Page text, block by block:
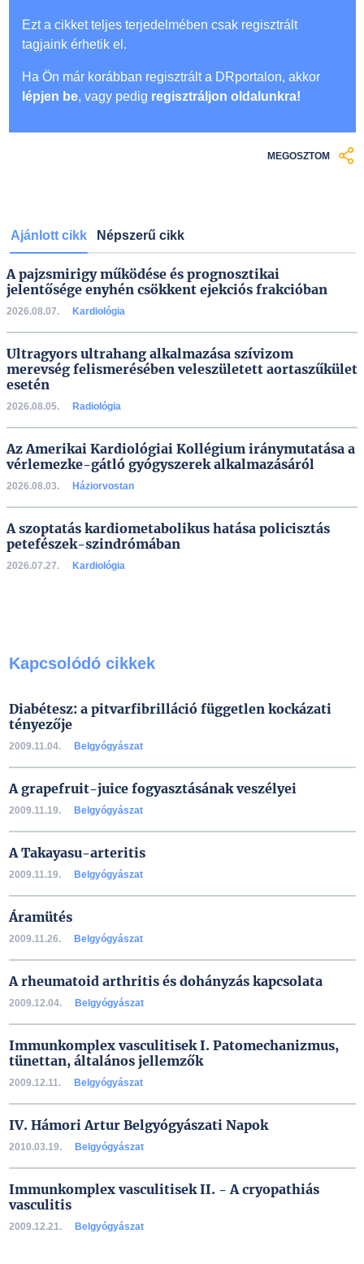
Ezt a cikket teljes terjedelmében csak regisztrált
tagjaink érhetik el.
Ha Ön már korábban regisztrált a DRportalon, akkor
lépjen be, vagy pedig regisztráljon oldalunkra!
MEGOSZTOM
Ajánlott cikk Népszerű cikk
A pajzsmirigy működése és prognosztikai
jelentősége enyhén csökkent ejekciós frakcióban
2026.08.07. Kardiológia
Ultragyors ultrahang alkalmazása szívizom
merevség felismerésében veleszületett aortaszűkület
esetén
2026.08.05. Radiológia
Az Amerikai Kardiológiai Kollégium iránymutatása a
vérlemezke-gátló gyógyszerek alkalmazásáról
2026.08.03. Háziorvostan
A szoptatás kardiometabolikus hatása policisztás
petefészek-szindrómában
2026.07.27. Kardiológia
Kapcsolódó cikkek
Diabétesz: a pitvarfibrilláció független kockázati
tényezője
2009.11.04. Belgyógyászat
A grapefruit-juice fogyasztásának veszélyei
2009.11.19. Belgyógyászat
A Takayasu-arteritis
2009.11.19. Belgyógyászat
Áramütés
2009.11.26. Belgyógyászat
A rheumatoid arthritis és dohányzás kapcsolata
2009.12.04. Belgyógyászat
Immunkomplex vasculitisek I. Patomechanizmus,
tünettan, általános jellemzők
2009.12.11. Belgyógyászat
IV. Hámori Artur Belgyógyászati Napok
2010.03.19. Belgyógyászat
Immunkomplex vasculitisek II. - A cryopathiás
vasculitis
2009.12.21. Belgyógyászat